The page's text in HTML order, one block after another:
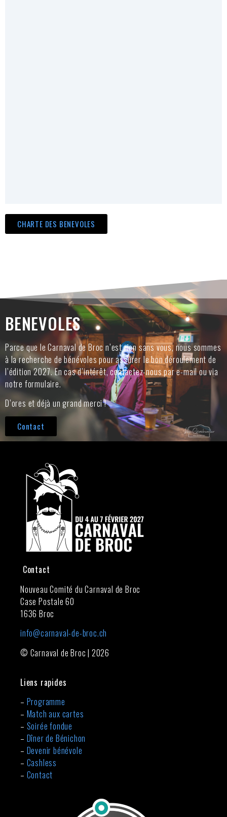
CHARTE DES BENEVOLES
BENEVOLES
Parce que le Carnaval de Broc n’est rien sans vous, nous sommes
à la recherche de bénévoles pour assurer le bon déroulement de
l’édition 2027. En cas d’intérêt, contactez-nous par e-mail ou via
notre formulaire.
D’ores et déjà un grand merci !
Contact
Contact
Nouveau Comité du Carnaval de Broc
Case Postale 60
1636 Broc
info@carnaval-de-broc.ch
© Carnaval de Broc | 2026
Liens rapides
– Programme
– Match aux cartes
– Soirée fondue
– Dîner de Bénichon
– Devenir bénévole
– Cashless
– Contact